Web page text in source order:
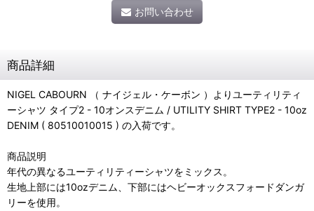
お問い合わせ
商品詳細
NIGEL CABOURN （ ナイジェル・ケーボン ）よりユーティリティ
ーシャツ タイプ2 - 10オンスデニム / UTILITY SHIRT TYPE2 - 10oz
DENIM ( 80510010015 ) の入荷です。
商品説明
年代の異なるユーティリティーシャツをミックス。
生地上部には10ozデニム、下部にはヘビーオックスフォードダンガ
リーを使用。